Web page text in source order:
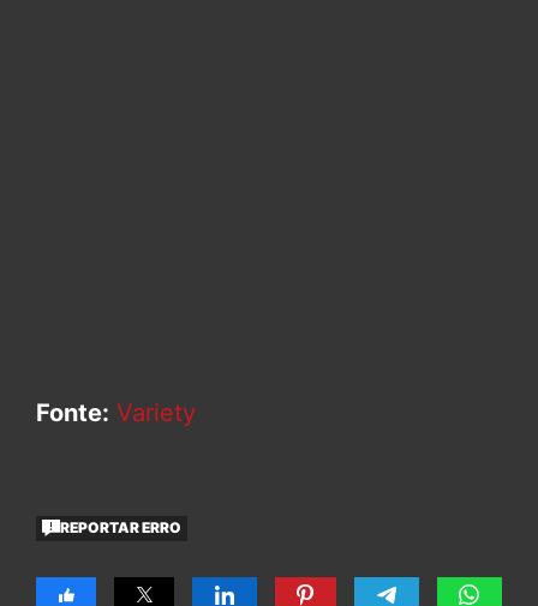
Fonte: Variety
REPORTAR ERRO